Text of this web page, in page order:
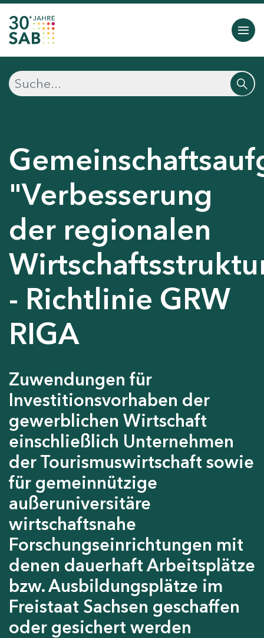
"Verbesserung
der regionalen
- Richtlinie GRW
RIGA
Zuwendungen für
Investitionsvorhaben der
gewerblichen Wirtschaft
einschließlich Unternehmen
der Tourismuswirtschaft sowie
für gemeinnützige
außeruniversitäre
wirtschaftsnahe
Forschungseinrichtungen mit
denen dauerhaft Arbeitsplätze
bzw. Ausbildungsplätze im
Freistaat Sachsen geschaffen
oder gesichert werden